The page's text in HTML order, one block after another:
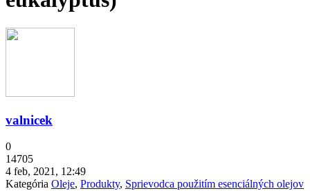
valnicek
0
14705
4 feb, 2021, 12:49
Kategória Oleje, Produkty, Sprievodca použitím esenciálných olejov